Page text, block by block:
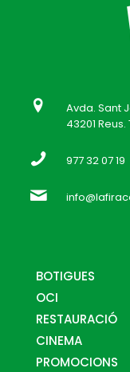
Avda. Sant
43201 Reus.
977 32 07 19
BOTIGUES
OCI
RESTAURACIÓ
CINEMA
PROMOCIONS